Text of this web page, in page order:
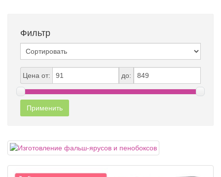
Фильтр
Цена от: до:
Применить